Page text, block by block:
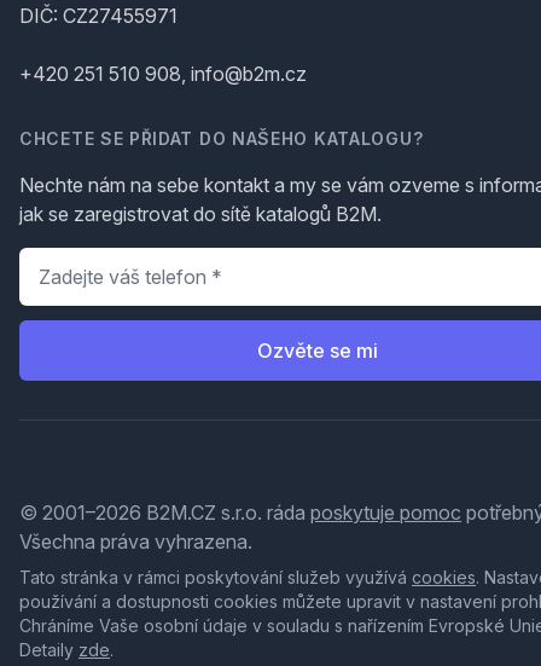
DIČ: CZ27455971
+420 251 510 908, info@b2m.cz
CHCETE SE PŘIDAT DO NAŠEHO KATALOGU?
Nechte nám na sebe kontakt a my se vám ozveme s
jak se zaregistrovat do sítě katalogů B2M.
Telefon
Ozvěte se mi
© 2001–2026 B2M.CZ s.r.o. ráda poskytuje pomoc
Všechna práva vyhrazena.
Tato stránka v rámci poskytování služeb využívá cookies.
používání a dostupnosti cookies můžete upravit v nastavení
Chráníme Vaše osobní údaje v souladu s nařízením Evropské
Detaily zde.